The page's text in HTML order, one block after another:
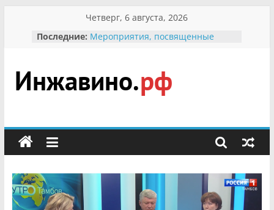
содержимому
Четверг, 6 августа, 2026
Последние: Мероприятия, посвященные
гражданин Инжавинского округа»
участнице Великой
Отечественной, фронтовичке
Безопасность в сети Интернет
мероприятии «Сохраним
первоцветы!»
В вольере Воронинского
заповедника родились крапчатые
суслики
Инжавино.рф
сельский
портал